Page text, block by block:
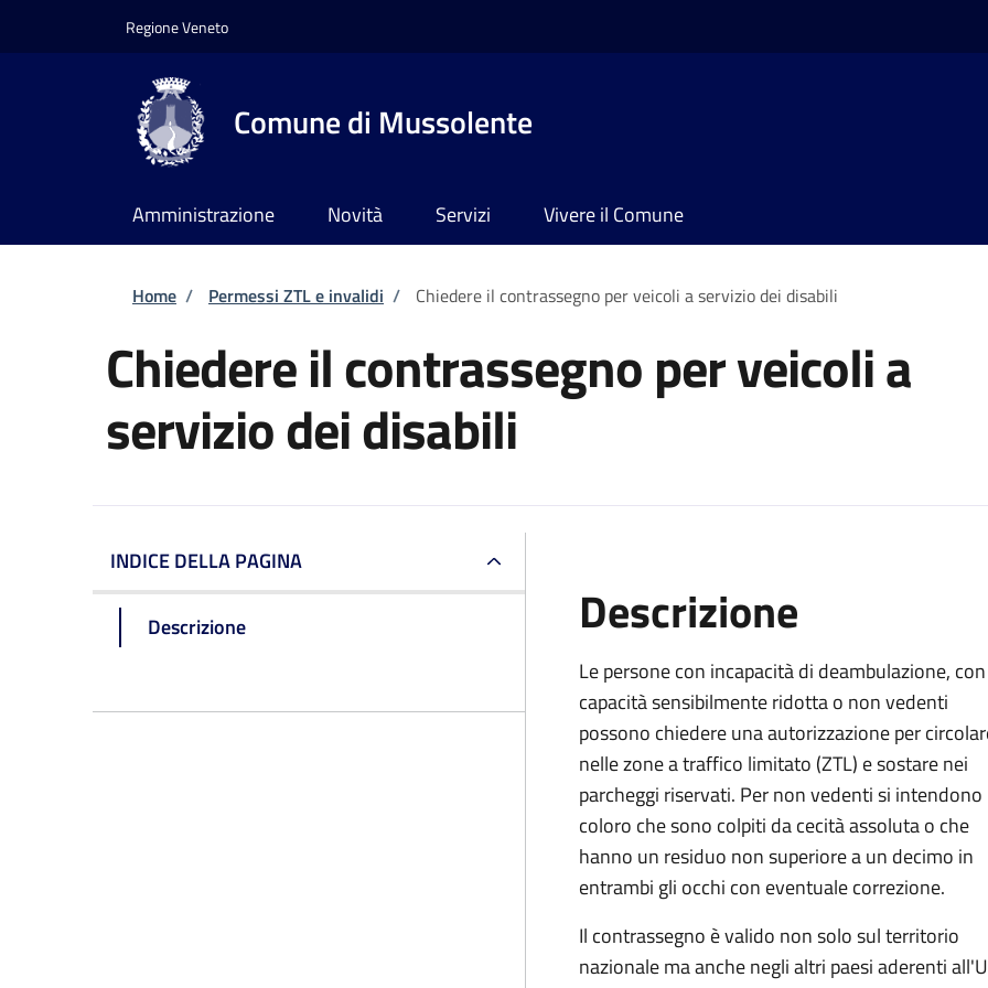
Regione Veneto
Comune di Mussolente
Amministrazione Novità Servizi Vivere il Comune
Briciole di pane
Home / Permessi ZTL e invalidi / Chiedere il contrassegno per veicoli a servizio dei disabili
Chiedere il contrassegno per veicoli a
servizio dei disabili
INDICE DELLA PAGINA
Descrizione Descrizione
Le persone con incapacità di deambulazione, con
capacità sensibilmente ridotta o non vedenti
possono chiedere una autorizzazione per
nelle zone a traffico limitato (ZTL) e sostare nei
parcheggi riservati. Per non vedenti si intendono
coloro che sono colpiti da cecità assoluta o che
hanno un residuo non superiore a un decimo in
entrambi gli occhi con eventuale correzione.
Il contrassegno è valido non solo sul territorio
nazionale ma anche negli altri paesi aderenti